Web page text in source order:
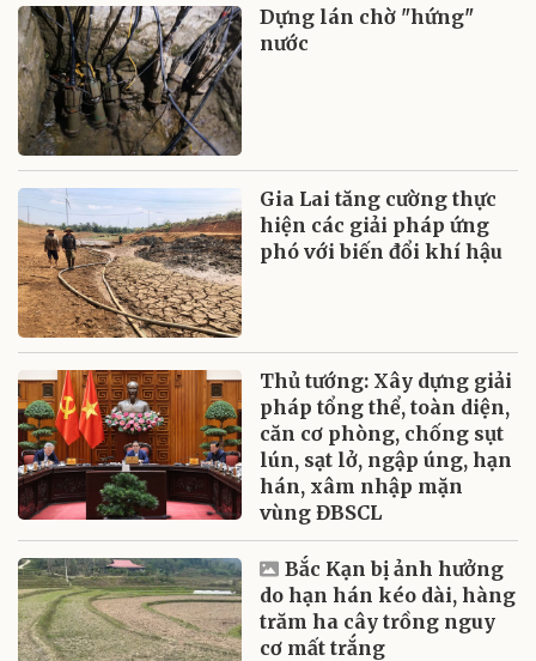
Dựng lán chờ "hứng"
nước
Gia Lai tăng cường thực
hiện các giải pháp ứng
phó với biến đổi khí hậu
Thủ tướng: Xây dựng giải
pháp tổng thể, toàn diện,
căn cơ phòng, chống sụt
lún, sạt lở, ngập úng, hạn
hán, xâm nhập mặn
vùng ĐBSCL
Bắc Kạn bị ảnh hưởng
do hạn hán kéo dài, hàng
trăm ha cây trồng nguy
cơ mất trắng